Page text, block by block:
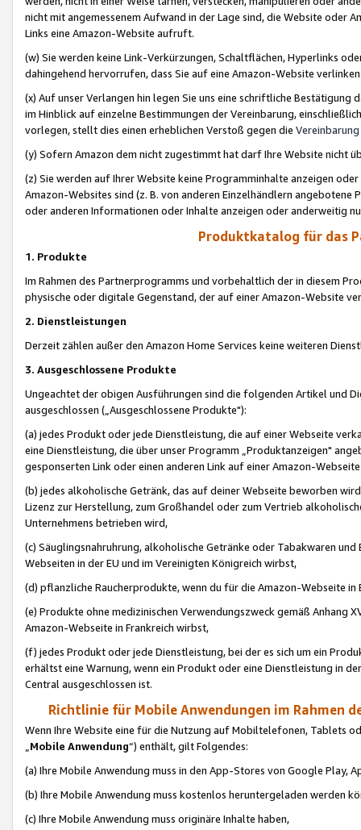
nicht mit angemessenem Aufwand in der Lage sind, die Website oder
Links eine Amazon-Website aufruft.
(w) Sie werden keine Link-Verkürzungen, Schaltflächen, Hyperlinks
dahingehend hervorrufen, dass Sie auf eine Amazon-Website
(x) Auf unser Verlangen hin legen Sie uns eine schriftliche
im Hinblick auf einzelne Bestimmungen der Vereinbarung,
vorlegen, stellt dies einen erheblichen Verstoß gegen die Vereinbarung
(y) Sofern Amazon dem nicht zugestimmt hat darf Ihre Website nicht
(z) Sie werden auf Ihrer Website keine Programminhalte anzeigen
Amazon-Websites sind (z. B. von anderen Einzelhändlern
oder anderen Informationen oder Inhalte anzeigen oder anderweitig
Produktkatalog für das
1. Produkte
Im Rahmen des Partnerprogramms und vorbehaltlich der in diesem
physische oder digitale Gegenstand, der auf einer Amazon-Website
2. Dienstleistungen
Derzeit zählen außer den Amazon Home Services keine weiteren
3. Ausgeschlossene Produkte
Ungeachtet der obigen Ausführungen sind die folgenden Artikel und
ausgeschlossen („Ausgeschlossene Produkte"):
(a) jedes Produkt oder jede Dienstleistung, die auf einer Webseite
eine Dienstleistung, die über unser Programm „Produktanzeigen"
gesponserten Link oder einen anderen Link auf einer Amazon-
(b) jedes alkoholische Getränk, das auf deiner Webseite beworben
Lizenz zur Herstellung, zum Großhandel oder zum Vertrieb
Unternehmens betrieben wird,
(c) Säuglingsnahruhrung, alkoholische Getränke oder Tabakwaren
Webseiten in der EU und im Vereinigten Königreich wirbst,
(d) pflanzliche Raucherprodukte, wenn du für die Amazon-Webseite in
(e) Produkte ohne medizinischen Verwendungszweck gemäß Anhang
Amazon-Webseite in Frankreich wirbst,
(f) jedes Produkt oder jede Dienstleistung, bei der es sich um ein
erhältst eine Warnung, wenn ein Produkt oder eine Dienstleistung in
Central ausgeschlossen ist.
Richtlinie für Mobile Anwendungen im Rahmen
Wenn Ihre Website eine für die Nutzung auf Mobiltelefonen, Tablets
„Mobile Anwendung“) enthält, gilt Folgendes:
(a) Ihre Mobile Anwendung muss in den App-Stores von Google Play,
(b) Ihre Mobile Anwendung muss kostenlos heruntergeladen werden
(c) Ihre Mobile Anwendung muss originäre Inhalte haben,